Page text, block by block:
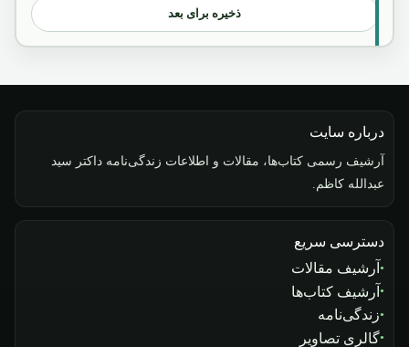
ذخیره برای بعد
درباره سایت
آرشیف رسمی کتاب‌ها، مقالات و اطلاعات زندگی‌نامه داکتر سید
عبدالله کاظم.
دسترسی سریع
آرشیف مقالات
آرشیف کتاب‌ها
زندگی‌نامه
گالری تصاویر